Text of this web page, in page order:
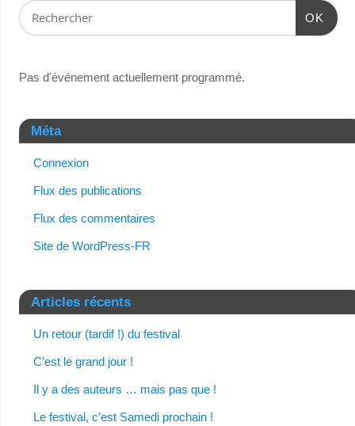
OK
Pas d'événement actuellement programmé.
Méta
Connexion
Flux des publications
Flux des commentaires
Site de WordPress-FR
Articles récents
Un retour (tardif !) du festival
C’est le grand jour !
Il y a des auteurs … mais pas que !
Le festival, c’est Samedi prochain !